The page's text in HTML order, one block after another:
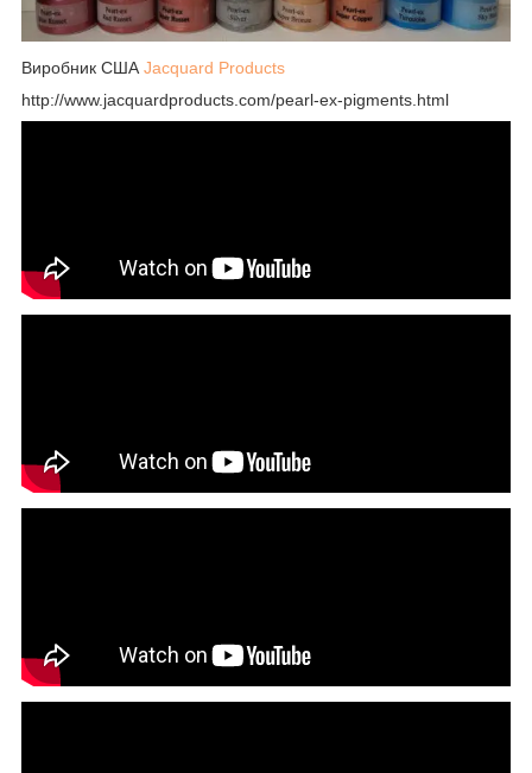
Виробник США Jacquard Products
http://www.jacquardproducts.com/pearl-ex-pigments.html